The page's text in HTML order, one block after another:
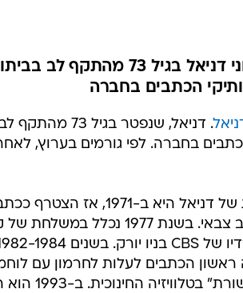
הלך לעולמו העיתונאי רוני
. דניאל, שנפטר
וותיקי הכתבים בחברה. לפי גורמים
תחילת הקריירה העיתונאית של